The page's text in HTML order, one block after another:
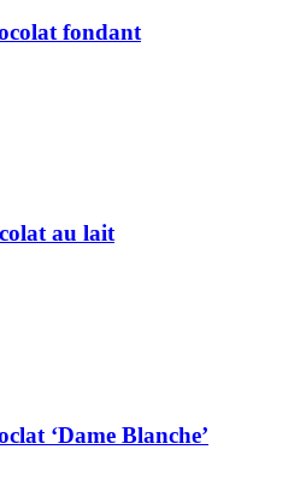
fondant
au lait
‘Dame Blanche’